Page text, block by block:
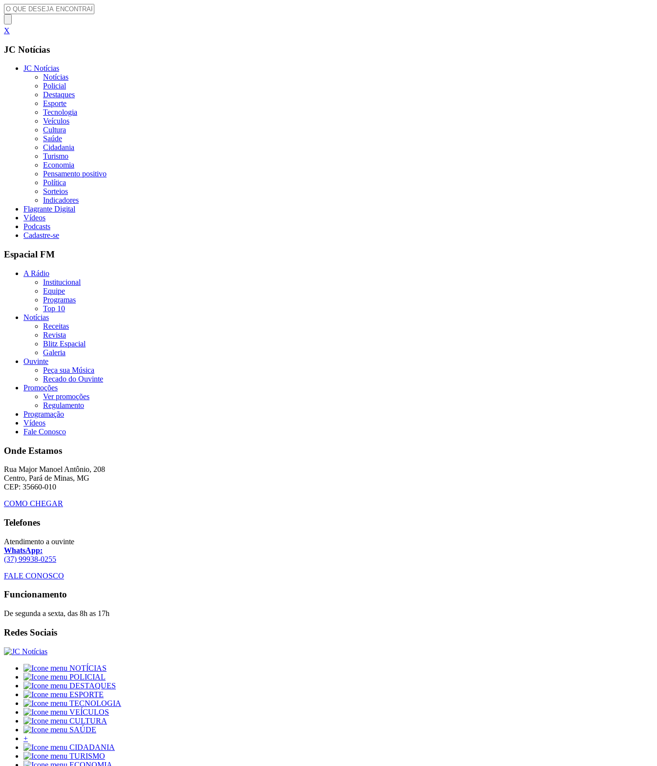
X
JC Notícias
JC Notícias
Notícias
Policial
Destaques
Esporte
Tecnologia
Veículos
Cultura
Saúde
Cidadania
Turismo
Economia
Pensamento positivo
Política
Sorteios
Indicadores
Flagrante Digital
Vídeos
Podcasts
Cadastre-se
Espacial FM
A Rádio
Institucional
Equipe
Programas
Top 10
Notícias
Receitas
Revista
Blitz Espacial
Galeria
Ouvinte
Peça sua Música
Recado do Ouvinte
Promoções
Ver promoções
Regulamento
Programação
Vídeos
Fale Conosco
Onde Estamos
Rua Major Manoel Antônio, 208
Centro, Pará de Minas, MG
CEP: 35660-010
COMO CHEGAR
Telefones
Atendimento a ouvinte
WhatsApp:
(37) 99938-0255
FALE CONOSCO
Funcionamento
De segunda a sexta, das 8h as 17h
Redes Sociais
NOTÍCIAS
POLICIAL
DESTAQUES
ESPORTE
TECNOLOGIA
VEÍCULOS
CULTURA
SAÚDE
+
CIDADANIA
TURISMO